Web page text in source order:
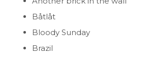
Båtlåt
Bloody Sunday
Brazil